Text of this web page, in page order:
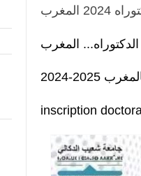
المغرب
2024
inscription